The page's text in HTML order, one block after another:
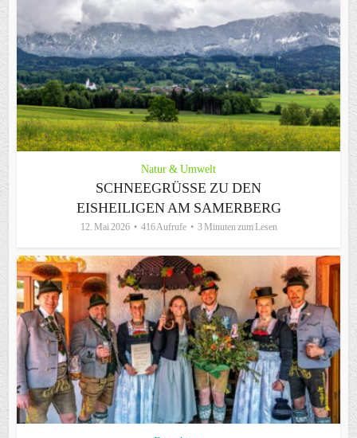
Natur & Umwelt
SCHNEEGRÜSSE ZU DEN E
ISHEILIGEN AM SAMERBERG
12. Mai 2026 416 Aufrufe 3 Minuten zum Lesen